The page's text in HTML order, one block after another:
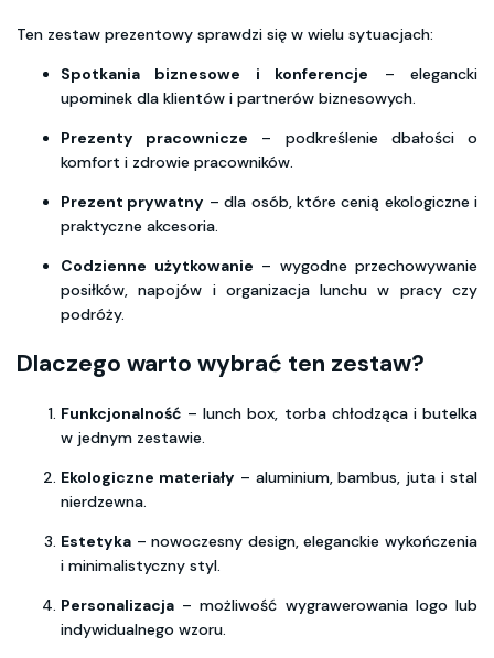
Ten zestaw prezentowy sprawdzi się w wielu sytuacjach:
Spotkania biznesowe i konferencje – elegancki
upominek dla klientów i partnerów biznesowych.
Prezenty pracownicze – podkreślenie dbałości o
komfort i zdrowie pracowników.
Prezent prywatny – dla osób, które cenią ekologiczne i
praktyczne akcesoria.
Codzienne użytkowanie – wygodne przechowywanie
posiłków, napojów i organizacja lunchu w pracy czy
podróży.
Dlaczego warto wybrać ten zestaw?
Funkcjonalność – lunch box, torba chłodząca i butelka
w jednym zestawie.
Ekologiczne materiały – aluminium, bambus, juta i stal
nierdzewna.
Estetyka – nowoczesny design, eleganckie wykończenia
i minimalistyczny styl.
Personalizacja – możliwość wygrawerowania logo lub
indywidualnego wzoru.